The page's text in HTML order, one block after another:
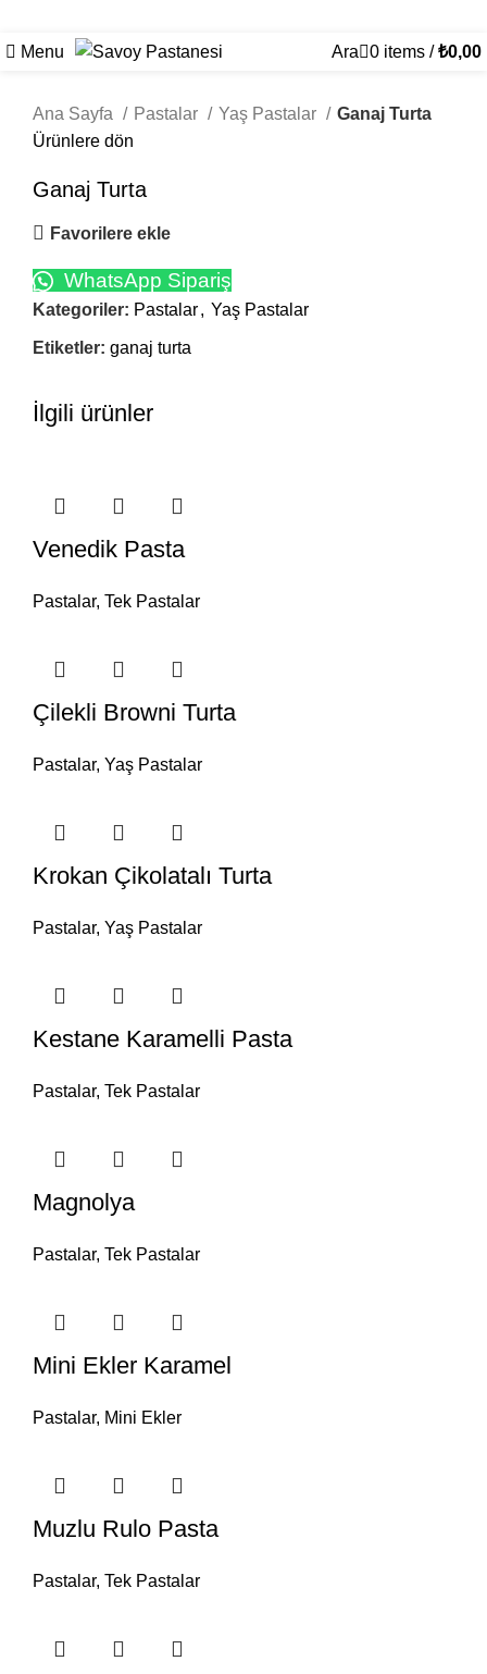
Menu Ara 0 items / ₺0,00
Ana Sayfa
Pastalar Yaş Pastalar
Ganaj Turta
Ürünlere dön
Ganaj Turta
Favorilere ekle
WhatsApp Sipariş
Kategoriler: Pastalar, Yaş Pastalar
Etiketler: ganaj turta
İlgili ürünler
Venedik Pasta
Pastalar, Tek Pastalar
Çilekli Browni Turta
Pastalar, Yaş Pastalar
Krokan Çikolatalı Turta
Pastalar, Yaş Pastalar
Kestane Karamelli Pasta
Pastalar, Tek Pastalar
Magnolya
Pastalar, Tek Pastalar
Mini Ekler Karamel
Pastalar, Mini Ekler
Muzlu Rulo Pasta
Pastalar, Tek Pastalar